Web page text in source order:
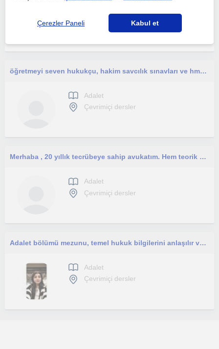
Çevrimiçi dersler
öğretmeyi seven hukukçu, hakim savcılık sınavları ve hmgs ye yardımcı
Adalet
Çevrimiçi dersler
Merhaba , 20 yıllık tecrübeye sahip avukatım. Hem teorik hem de pratik uygulamaları aktarabileceğime inanıyorum.
Adalet
Çevrimiçi dersler
Adalet bölümü mezunu, temel hukuk bilgilerini anlaşılır ve sade bir dille aktaran, sabırlı ve disiplinli bir eğitmenim.
Adalet
Çevrimiçi dersler
Çerezler Paneli Kabul et